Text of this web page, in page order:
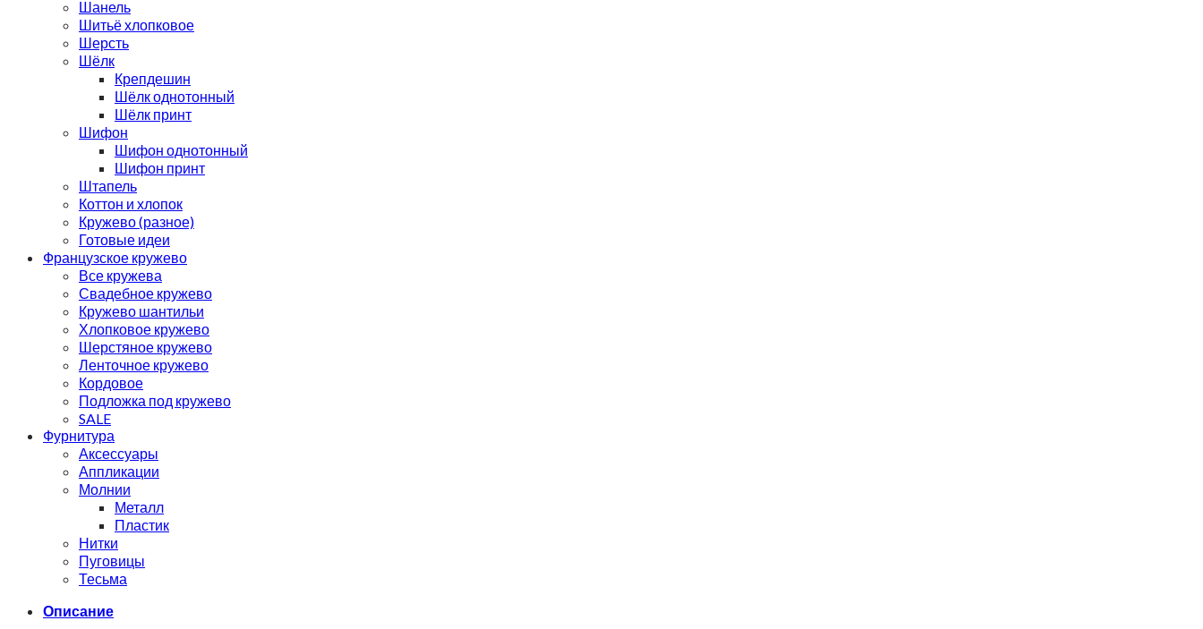
Шанель
Шитьё хлопковое
Шерсть
Шёлк
Крепдешин
Шёлк однотонный
Шёлк принт
Шифон
Шифон однотонный
Шифон принт
Штапель
Коттон и хлопок
Кружево (разное)
Готовые идеи
Французское кружево
Все кружева
Свадебное кружево
Кружево шантильи
Хлопковое кружево
Шерстяное кружево
Ленточное кружево
Кордовое
Подложка под кружево
SALE
Фурнитура
Аксессуары
Аппликации
Молнии
Металл
Пластик
Нитки
Пуговицы
Тесьма
Описание